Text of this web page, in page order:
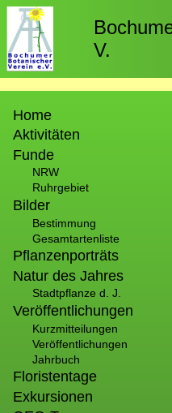
Direkt
zum
Inhalt
V.
Home
Aktivitäten
Funde
NRW
Ruhrgebiet
Bilder
Bestimmung
Gesamtartenliste
Pflanzenporträts
Natur des Jahres
Stadtpflanze d. J.
Veröffentlichungen
Kurzmitteilungen
Veröffentlichungen
Jahrbuch
Floristentage
Exkursionen